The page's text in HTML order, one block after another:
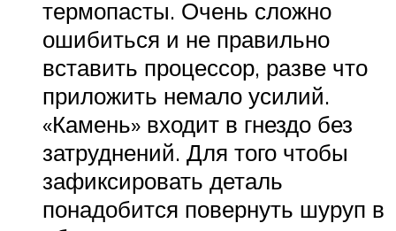
термопасты. Очень сложно
ошибиться и не правильно
вставить процессор, разве что
приложить немало усилий.
«Камень» входит в гнездо без
затруднений. Для того чтобы
зафиксировать деталь
понадобится повернуть шуруп в